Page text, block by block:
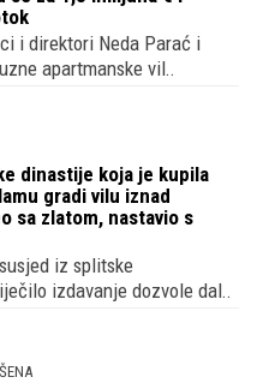
i direktori Neda Parać i
apartmanske vil..
dinastije koja je kupila
gradi vilu iznad
sa zlatom, nastavio s
iz splitske
izdavanje dozvole dal..